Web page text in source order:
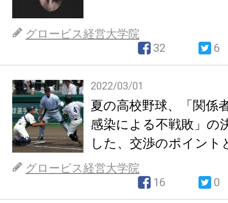
グロービス経営大学院
32
6
2022/03/01
夏の高校野球、「関係
感染による不戦敗」の
した、交渉のポイント
グロービス経営大学院
16
0